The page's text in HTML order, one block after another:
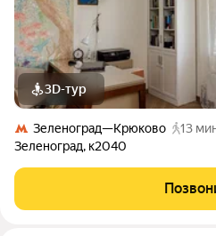
3D-тур
Зеленоград—Крюково
13
Зеленоград, к2040